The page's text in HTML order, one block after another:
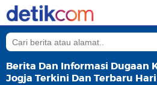
Berita Dan Informasi Dugaan
Jogja Terkini Dan Terbaru